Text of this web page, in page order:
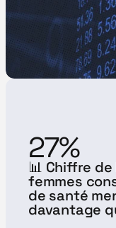
27%
📊 Chiffre
femmes
de santé
davantage